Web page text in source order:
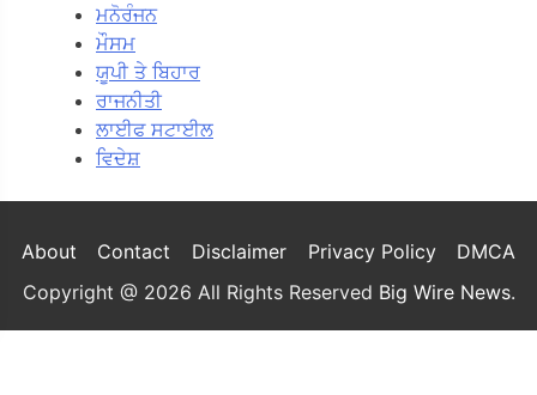
ਮਨੋਰੰਜਨ
ਮੌਸਮ
ਯੂਪੀ ਤੇ ਬਿਹਾਰ
ਰਾਜਨੀਤੀ
ਲਾਈਫ ਸਟਾਈਲ
ਵਿਦੇਸ਼
About Contact Disclaimer Privacy Policy
DMCA
Copyright @ 2026 All Rights Reserved Big Wire News.